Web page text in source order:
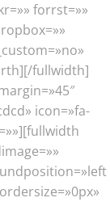
forrst=»»
fullwidth]
icon=»fa-